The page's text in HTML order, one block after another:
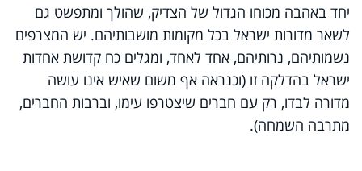
יחד באהבה מכוחו הגדול של הצדיק, שהולך ומתפשט גם
לשאר מדורות ישראל בכל מקומות מושבותיהם. יש המצרפים
נשמותיהם, נרותיהם, אחד לאחד, ומגלים כח קדושת אחדות
ישראל בהדלקה זו (וכנראה אף משום שאיש אינו עושה
מדורה לבדו, רק עם חברים שיצטרפו עימו, וברבות החברים,
מתרבה השמחה).